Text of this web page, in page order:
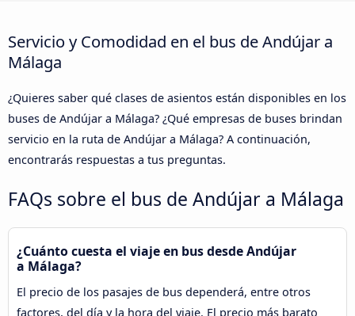
Servicio y Comodidad en el bus de Andújar a
Málaga
¿Quieres saber qué clases de asientos están disponibles en los
buses de Andújar a Málaga? ¿Qué empresas de buses brindan
servicio en la ruta de Andújar a Málaga? A continuación,
encontrarás respuestas a tus preguntas.
FAQs sobre el bus de Andújar a Málaga
¿Cuánto cuesta el viaje en bus desde Andújar
a Málaga?
El precio de los pasajes de bus dependerá, entre otros
factores, del día y la hora del viaje. El precio más barato